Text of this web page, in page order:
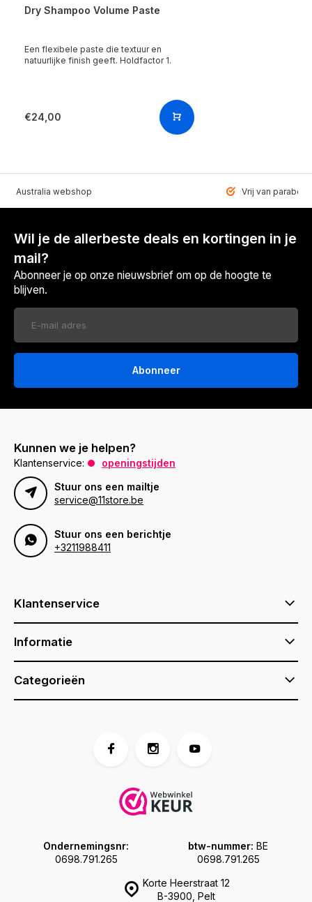
Dry Shampoo Volume Paste
Een flexibele paste die textuur en
natuurlijke finish geeft. Holdfactor 1.
€24,00
Australia webshop Vrij van
Wil je de allerbeste deals en kortingen in je
mail?
Abonneer je op onze nieuwsbrief om op de hoogte te
blijven.
Abonneer
Kunnen we je helpen?
Klantenservice:
openingstijden
Stuur ons een mailtje
service@11store.be
Stuur ons een berichtje
+3211988411
Klantenservice
Informatie
Categorieën
Korte Heerstraat 12
B-3900, Pelt
Ondernemingsnr:
0698.791.265
btw-nummer: BE
0698.791.265